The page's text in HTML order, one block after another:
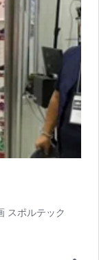
スポルテック